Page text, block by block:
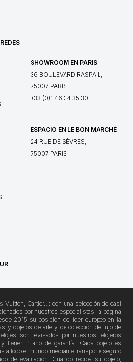
SHOWROOM EN PARIS
36 BOULEVARD RASPAIL,
75007 PARIS
+33 (0)1 46 34 35 30
ESPACIO EN LE BON MARCHÉ
24 RUE DE SÈVRES,
75007 PARIS
Vuitton, Cartier…: con una selección de casi
por nuestros especialistas, la página
2015 su posición de líder europeo en la
y objetos de arte y de colección de lujo de
son revisados por nuestros relojeros
tienen 1 año de garantía. Cada objeto es
a todo el mundo mediante transporte seguro
de evaluación. Cuando reciba su objeto,